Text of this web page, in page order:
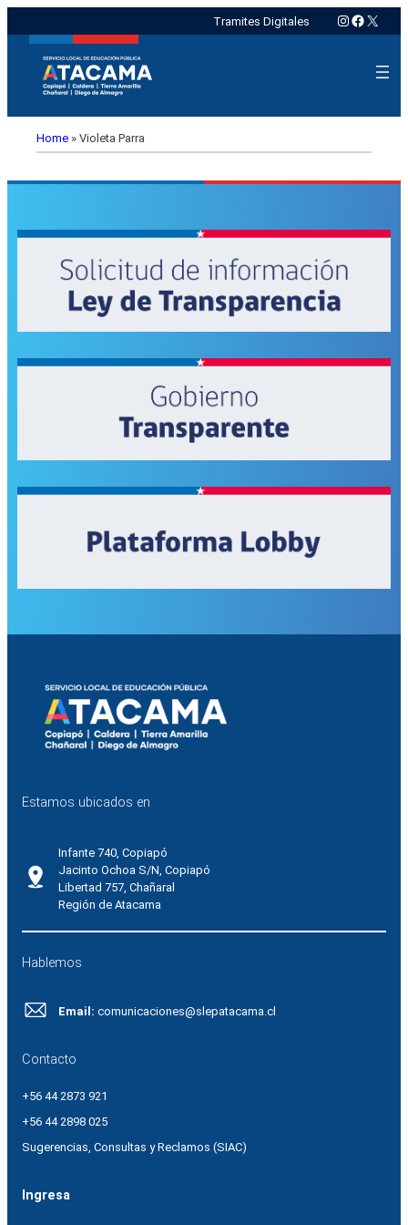
Tramites Digitales Instagram
X
Home » Violeta Parra
Estamos ubicados en
Infante 740, Copiapó
Jacinto Ochoa S/N, Copiapó
Libertad 757, Chañaral
Región de Atacama
Hablemos
Email: comunicaciones@slepatacama.cl
Contacto
+56 44 2873 921
+56 44 2898 025
Sugerencias, Consultas y Reclamos (SIAC)
Ingresa